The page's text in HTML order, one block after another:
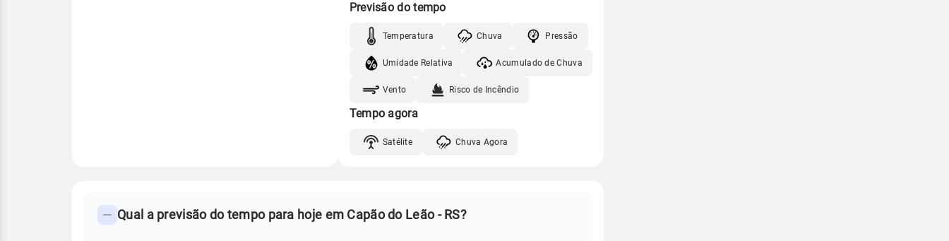
Previsão do tempo
Temperatura Chuva Pressão
Umidade Relativa Acumulado de Chuva
Vento Risco de Incêndio
Tempo agora
Satélite Chuva Agora
PREVISÃOQual a previsão do tempo para hoje em Capão do Leão - RS?